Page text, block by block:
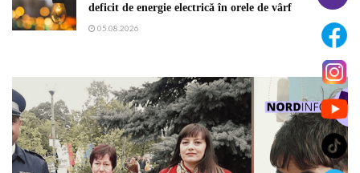
deficit de energie electrică în orele de vârf
05.08.2026